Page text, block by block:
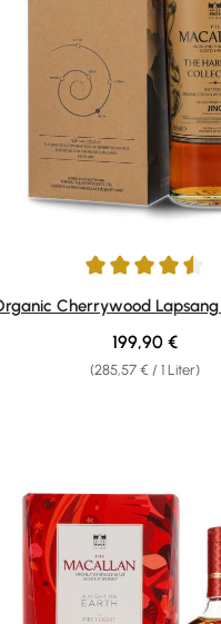
Bewertung von 4.5
Cherrywood Lapsang
(285,57 € / 1 Liter)
Regulärer Preis:
199,90 €